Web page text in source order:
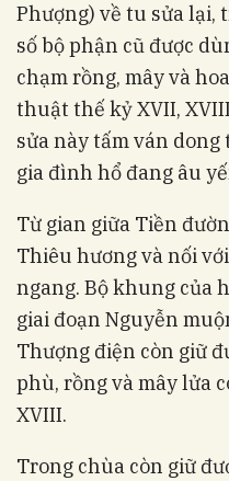
Phượng) về tu sửa lại,
số bộ phận cũ được
chạm rồng, mây và
thuật thế kỷ XVII,
sửa này tấm ván
gia đình hổ đang âu
Từ gian giữa Tiền
Thiêu hương và nối
ngang. Bộ khung của
giai đoạn Nguyễn
Thượng điện còn giữ
phù, rồng và mây lửa
XVIII.
Trong chùa còn giữ